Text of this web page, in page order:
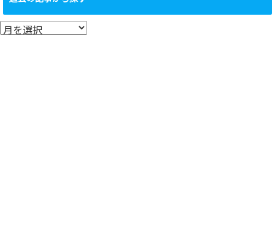
過